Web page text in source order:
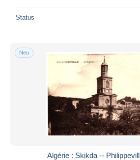
Status
Neu
Algérie : Skikda --